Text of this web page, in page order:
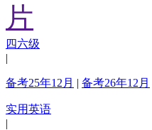
四六级
|
备考25年12月 | 备考26年12月
实用英语
|